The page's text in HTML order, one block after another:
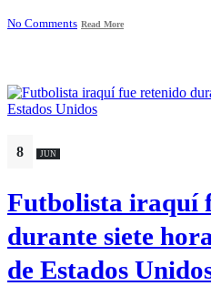
No Comments Read More
8 JUN
Futbolista iraquí
durante siete
de Estados